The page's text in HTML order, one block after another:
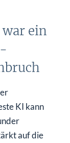
ein
KI kann
auf die